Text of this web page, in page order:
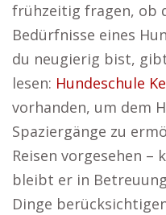
frühzeitig fragen, ob
Bedürfnisse eines
du neugierig bist,
lesen: Hundeschule
vorhanden, um dem
Spaziergänge zu
Reisen vorgesehen
bleibt er in
Dinge